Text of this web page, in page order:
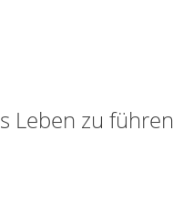
Leben zu führen